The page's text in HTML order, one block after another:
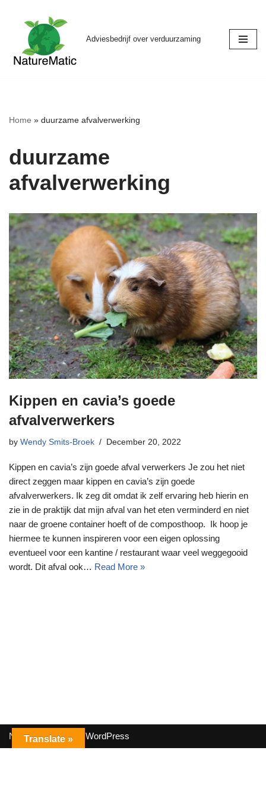
content
Adviesbedrijf over verduurzaming
Home » duurzame afvalverwerking
duurzame
afvalverwerking
Kippen en cavia’s goede
afvalverwerkers
by Wendy Smits-Broek December 20, 2022
Kippen en cavia’s zijn goede afval verwerkers Je zou het niet
direct zeggen maar kippen en cavia’s zijn goede
afvalverwerkers. Ik zeg dit omdat ik zelf ervaring heb hierin en
zie in de praktijk dat mijn afval van het eten verminderd en niet
naar de groene container hoeft of de composthoop. Ik hoop je
hiermee te kunnen inspireren voor een eigen oplossing
eventueel voor een kantine / restaurant waar veel weggegooid
wordt. Dit afval ook… Read More »
Neve| Powered by WordPress
Translate »